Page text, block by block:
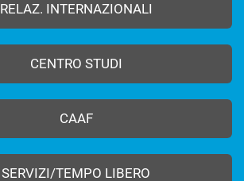
RELAZ. INTERNAZIONALI
CENTRO STUDI
CAAF
SERVIZI/TEMPO LIBERO